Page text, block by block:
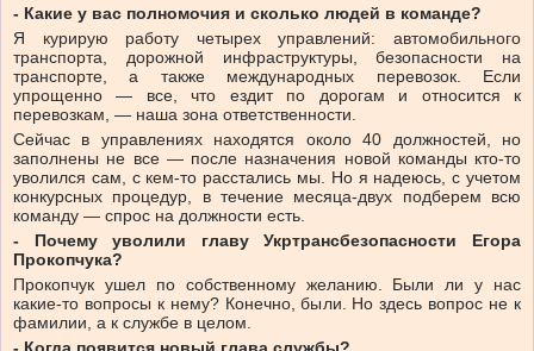
- Какие у вас полномочия и сколько людей в команде?
Я курирую работу четырех управлений: автомобильного
транспорта, дорожной инфраструктуры, безопасности на
транспорте, а также международных перевозок. Если
упрощенно — все, что ездит по дорогам и относится к
перевозкам, — наша зона ответственности.
Сейчас в управлениях находятся около 40 должностей, но
заполнены не все — после назначения новой команды кто-то
уволился сам, с кем-то расстались мы. Но я надеюсь, с учетом
конкурсных процедур, в течение месяца-двух подберем всю
команду — спрос на должности есть.
- Почему уволили главу Укртрансбезопасности Егора
Прокопчука?
Прокопчук ушел по собственному желанию. Были ли у нас
какие-то вопросы к нему? Конечно, были. Но здесь вопрос не к
фамилии, а к службе в целом.